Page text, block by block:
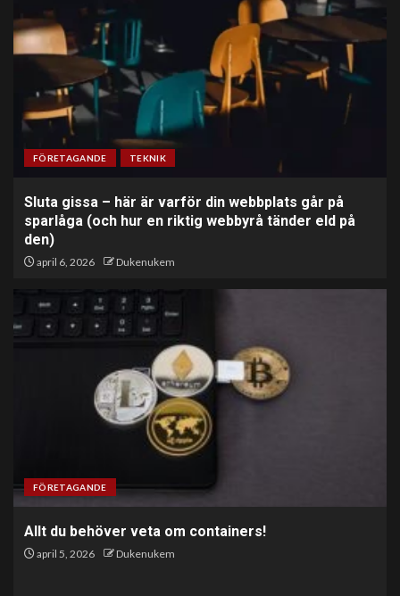
FÖRETAGANDE TEKNIK
Sluta gissa – här är varför din webbplats går på
sparlåga (och hur en riktig webbyrå tänder eld på
den)
april 6, 2026 Dukenukem
FÖRETAGANDE
Allt du behöver veta om containers!
april 5, 2026 Dukenukem